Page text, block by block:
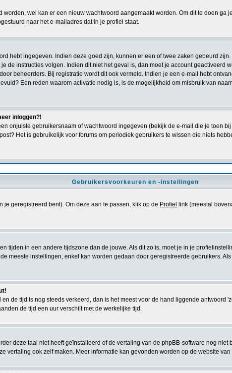
wel kan er een nieuw wachtwoord aangemaakt worden. Om dit te doen ga
naar het e-mailadres dat in je profiel staat.
hebt ingegeven. Indien deze goed zijn, kunnen er een of twee zaken gebeurd
de instructies volgen. Indien dit niet het geval is, dan moet je account geactiveerd
beheerders. Bij registratie wordt dit ook vermeld. Indien je een e-mail hebt
Een reden waarom activatie nodig is, is de mogelijkheid om misbruik van
inloggen?!
onjuiste gebruikersnaam of wachtwoord ingegeven (bekijk de e-mail die je toen
Het is gebruikelijk voor forums om periodiek gebruikers te wissen die niets
Gebruikersvoorkeuren en -instellingen
geregistreerd bent). Om deze aan te passen, klik op de Profiel
link (meestal
tijden in een andere tijdszone dan de jouwe. Als dit zo is, moet je in je
meeste instellingen, enkel kan worden gedaan door geregistreerde gebruikers.
de tijd is nog steeds verkeerd, dan is het meest voor de hand liggende antwoord
de tijd een uur verschilt met de werkelijke tijd.
deze taal niet heeft geïnstalleerd of de vertaling van de phpBB-software nog
vertaling ook zelf maken. Meer informatie kan gevonden worden op de website